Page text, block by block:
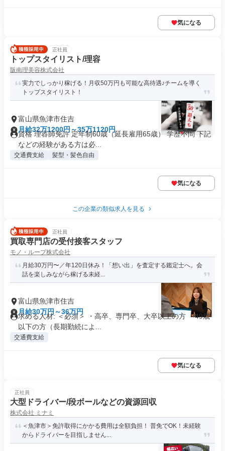
気になる
正社員
トップスタイリスト/理容
阪南理美容株式会社
実力でしっかり稼げる！月収50万円も可能な高待遇♪チームを導く
トップスタイリスト！
富山県魚津市住吉
月給32万1200円～35万1120円
資格 理容師免許 定年制60歳（延長雇用65歳） 学歴不問 下記
などの経験がある方は必...
交通費支給 髪型・髪色自由
気になる
この企業の類似求人を見る
正社員
買取専門店の受付接客スタッフ
モノ・ループ株式会社
月給30万円〜／年120日休み！「想い出」を査定する鑑定士へ。会
話を楽しみながら稼げる未経...
富山県魚津市住吉
月給30万円～36万円
求める人材: ＜必須＞ ・高卒、専門卒、大卒以上の方 ・49歳
以下の方（長期勤続によ...
交通費支給
気になる
正社員
大型ドライバー/段ボールなどの資源回収
株式会社 ミナミ
＜魚津市＞免許取得にかかる費用は全額負担！ 普免でOK！未経験
からドライバーを目指しません...